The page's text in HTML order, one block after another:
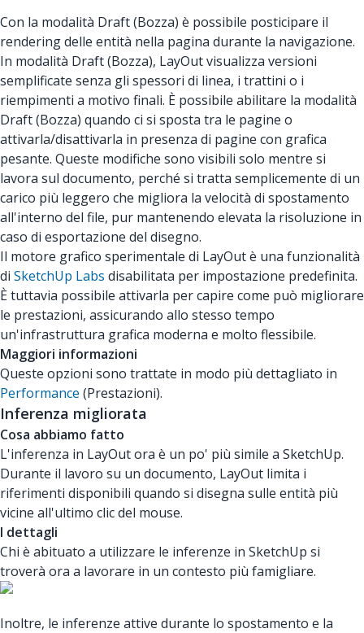
Con la modalità Draft (Bozza) è possibile posticipare il
rendering delle entità nella pagina durante la navigazione.
In modalità Draft (Bozza), LayOut visualizza versioni
semplificate senza gli spessori di linea, i trattini o i
riempimenti a motivo finali. È possibile abilitare la modalità
Draft (Bozza) quando ci si sposta tra le pagine o
attivarla/disattivarla in presenza di pagine con grafica
pesante. Queste modifiche sono visibili solo mentre si
lavora sul documento, perché si tratta semplicemente di un
carico più leggero che migliora la velocità di spostamento
all'interno del file, pur mantenendo elevata la risoluzione in
caso di esportazione del disegno.
Il motore grafico sperimentale di LayOut è una funzionalità
di SketchUp Labs disabilitata per impostazione predefinita.
È tuttavia possibile attivarla per capire come può migliorare
le prestazioni, assicurando allo stesso tempo
un'infrastruttura grafica moderna e molto flessibile.
Maggiori informazioni
Queste opzioni sono trattate in modo più dettagliato in
Performance (Prestazioni).
Inferenza migliorata
Cosa abbiamo fatto
L'inferenza in LayOut ora è un po' più simile a SketchUp.
Durante il lavoro su un documento, LayOut limita i
riferimenti disponibili quando si disegna sulle entità più
vicine all'ultimo clic del mouse.
I dettagli
Chi è abituato a utilizzare le inferenze in SketchUp si
troverà ora a lavorare in un contesto più famigliare.
Inoltre, le inferenze attive durante lo spostamento e la